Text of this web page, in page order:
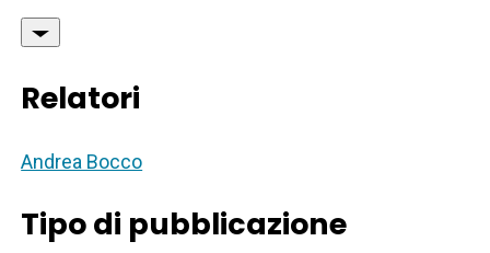
Relatori
Andrea Bocco
Tipo di pubblicazione